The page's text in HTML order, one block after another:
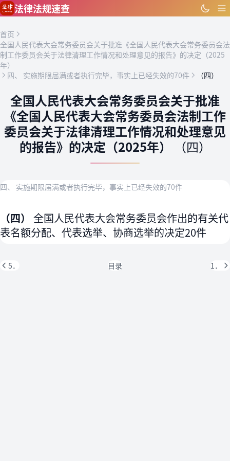
跳到主要内容
法律法规速查
首页
全国人民代表大会常务委员会关于批准《全国人民代表大会常务委员会法
制工作委员会关于法律清理工作情况和处理意见的报告》的决定（2025
年）
四、 实施期限届满或者执行完毕，事实上已经失效的70件
（四）
全国人民代表大会常务委员会关于批准
《全国人民代表大会常务委员会法制工作
委员会关于法律清理工作情况和处理意见
的报告》的决定（2025年）
（四）
四、 实施期限届满或者执行完毕，事实上已经失效的70件
（四） 全国人民代表大会常务委员会作出的有关代
表名额分配、代表选举、协商选举的决定20件
5． 目录 1．